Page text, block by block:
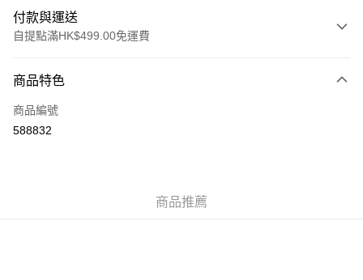
付款與運送
自提點滿HK$499.00免運費
信用卡
Apple Pay
商品特色
商品編號
588832
商品推薦